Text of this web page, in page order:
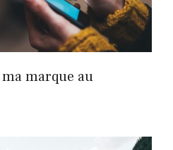
marque au